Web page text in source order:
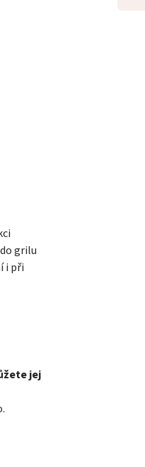
grilu
i při
jej